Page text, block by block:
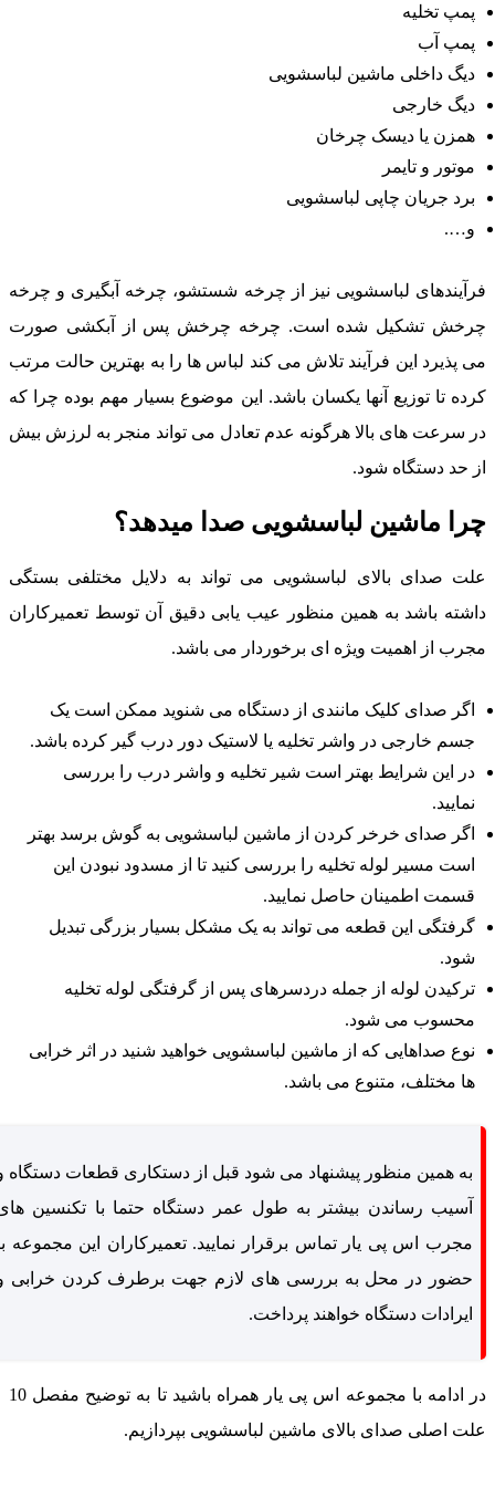
پمپ تخلیه
پمپ آب
دیگ داخلی ماشین لباسشویی
دیگ خارجی
همزن یا دیسک چرخان
موتور و تایمر
برد جریان چاپی لباسشویی
و….
لباسشویی نیز از چرخه شستشو، چرخه آبگیری و چرخه
تشکیل شده است. چرخه چرخش پس از آبکشی صورت
پذیرد این فرآیند تلاش می کند لباس ها را به بهترین حالت مرتب
تا توزیع آنها یکسان باشد. این موضوع بسیار مهم بوده چرا که
سرعت های بالا هرگونه عدم تعادل می تواند منجر به لرزش بیش
حد دستگاه شود.
ماشین لباسشویی صدا میدهد؟
صدای بالای لباسشویی می تواند به دلایل مختلفی بستگی
باشد به همین منظور عیب یابی دقیق آن توسط تعمیرکاران
از اهمیت ویژه ای برخوردار می باشد.
اگر صدای کلیک مانندی از دستگاه می شنوید ممکن است یک
جسم خارجی در واشر تخلیه یا لاستیک دور درب گیر کرده باشد.
در این شرایط بهتر است شیر تخلیه و واشر درب را بررسی
نمایید.
اگر صدای خرخر کردن از ماشین لباسشویی به گوش برسد بهتر
است مسیر لوله تخلیه را بررسی کنید تا از مسدود نبودن این
قسمت اطمینان حاصل نمایید.
گرفتگی این قطعه می تواند به یک مشکل بسیار بزرگی تبدیل
شود.
ترکیدن لوله از جمله دردسرهای پس از گرفتگی لوله تخلیه
محسوب می شود.
نوع صداهایی که از ماشین لباسشویی خواهید شنید در اثر خرابی
ها مختلف، متنوع می باشد.
به همین منظور پیشنهاد می شود قبل از دستکاری قطعات دستگاه و
آسیب رساندن بیشتر به طول عمر دستگاه حتما با تکنسین های
مجرب اس پی یار تماس برقرار نمایید. تعمیرکاران این مجموعه با
حضور در محل به بررسی های لازم جهت برطرف کردن خرابی و
ایرادات دستگاه خواهند پرداخت.
در ادامه با مجموعه اس پی یار همراه باشید تا به توضیح مفصل 10
اصلی صدای بالای ماشین لباسشویی بپردازیم.